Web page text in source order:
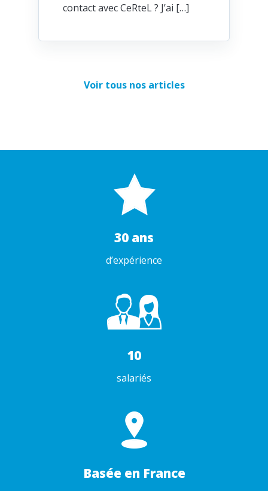
contact avec CeRteL ? J’ai […]
Voir tous nos articles
30 ans
d’expérience
10
salariés
Basée en France